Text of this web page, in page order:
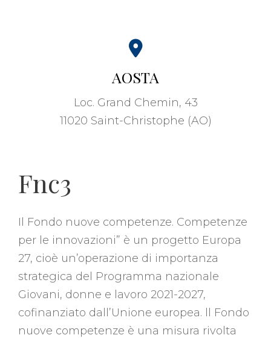
AOSTA
Loc. Grand Chemin, 43
11020 Saint-Christophe (AO)
Fnc3
Il Fondo nuove competenze. Competenze
per le innovazioni” è un progetto Europa
27, cioè un’operazione di importanza
strategica del Programma nazionale
Giovani, donne e lavoro 2021-2027,
cofinanziato dall’Unione europea. ll Fondo
nuove competenze è una misura rivolta